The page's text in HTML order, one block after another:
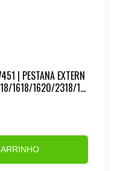
| PESTANA EXTERN
1618/1620/2318/19